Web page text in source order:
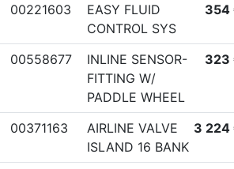
00221603
EASY FLUID
CONTROL SYS
354
00558677
INLINE SENSOR-
FITTING W/
PADDLE WHEEL
323
00371163
AIRLINE VALVE
ISLAND 16 BANK
3 224